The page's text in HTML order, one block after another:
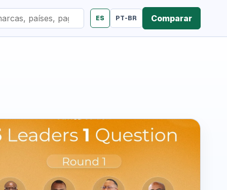
ES PT-BR Comparar